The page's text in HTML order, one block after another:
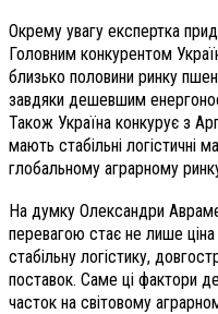
Окрему увагу експертка
Головним конкурентом
близько половини ринку
завдяки дешевшим
Також Україна конкурує з
мають стабільні логістичні
глобальному аграрному
На думку Олександри
перевагою стає не лише ціна
стабільну логістику,
поставок. Саме ці фактори
часток на світовому